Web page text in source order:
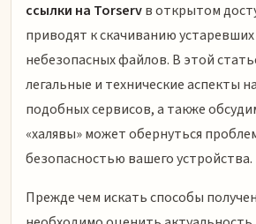
ссылки на Torservв открытом
приводят к скачиванию
небезопасных файлов. В этой
легальные и технические аспекты
подобных сервисов, а также
«халявы» может обернуться
безопасностью вашего устройства.
Прежде чем искать способы